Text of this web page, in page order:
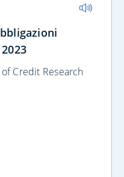
Credit Research